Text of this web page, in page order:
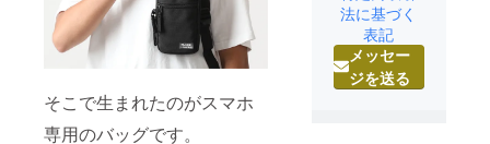
そこで生まれたのがスマホ
専用のバッグです。
出）という
会社名に
は、お客様
のこれから
法に基づく
表記
メッセー
ジを送る